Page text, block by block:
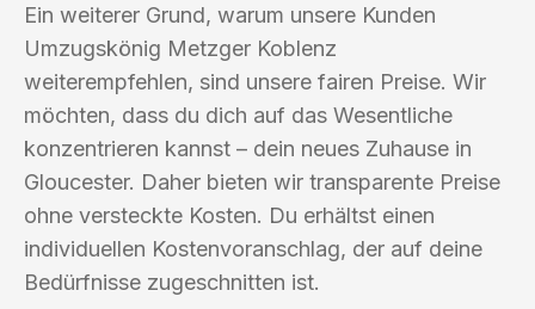
Ein weiterer Grund, warum unsere Kunden
Umzugskönig Metzger Koblenz
weiterempfehlen, sind unsere fairen Preise. Wir
möchten, dass du dich auf das Wesentliche
konzentrieren kannst – dein neues Zuhause in
Gloucester. Daher bieten wir transparente Preise
ohne versteckte Kosten. Du erhältst einen
individuellen Kostenvoranschlag, der auf deine
Bedürfnisse zugeschnitten ist.